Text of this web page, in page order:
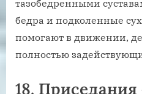
тазобедренными
бедра и подколенные
помогают в движении,
полностью
18. Приседания